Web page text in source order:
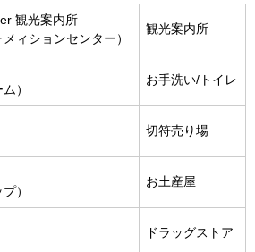
観光案内所
ィションセンター）
観光案内所
）
お手洗い/トイレ
切符売り場
）
お土産屋
ドラッグストア